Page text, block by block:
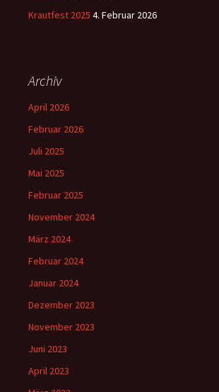
Krautfest 2025 4. Februar 2026
Archiv
April 2026
Februar 2026
Juli 2025
Mai 2025
Februar 2025
November 2024
März 2024
Februar 2024
Januar 2024
Dezember 2023
November 2023
Juni 2023
April 2023